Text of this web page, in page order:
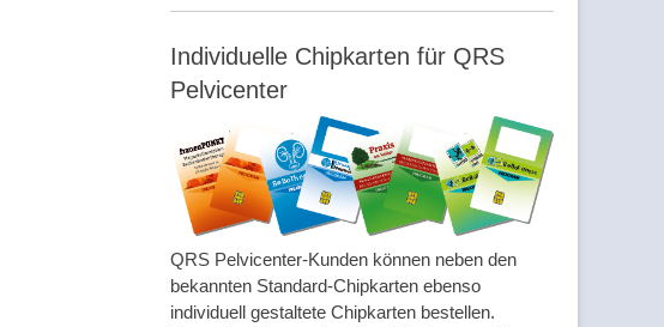
Individuelle Chipkarten für QRS
Pelvicenter
QRS Pelvicenter-Kunden können neben den
bekannten Standard-Chipkarten ebenso
individuell gestaltete Chipkarten bestellen.